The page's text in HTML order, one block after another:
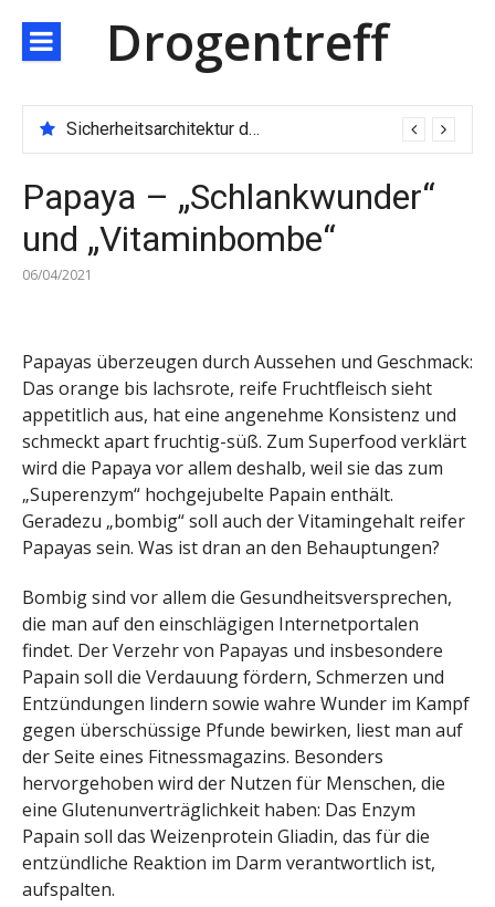
zum
Inhalt
Drogentreff
Sicherheitsarchitektur der nächsten Generation: JARXE kombiniert Multi-Wallet und MPC als Schutzschild für digitales Vertrauen
Papaya – „Schlankwunder“
und „Vitaminbombe“
06/04/2021
Papayas überzeugen durch Aussehen und Geschmack:
Das orange bis lachsrote, reife Fruchtfleisch sieht
appetitlich aus, hat eine angenehme Konsistenz und
schmeckt apart fruchtig-süß. Zum Superfood verklärt
wird die Papaya vor allem deshalb, weil sie das zum
„Superenzym“ hochgejubelte Papain enthält.
Geradezu „bombig“ soll auch der Vitamingehalt reifer
Papayas sein. Was ist dran an den Behauptungen?
Bombig sind vor allem die Gesundheitsversprechen,
die man auf den einschlägigen Internetportalen
findet. Der Verzehr von Papayas und insbesondere
Papain soll die Verdauung fördern, Schmerzen und
Entzündungen lindern sowie wahre Wunder im Kampf
gegen überschüssige Pfunde bewirken, liest man auf
der Seite eines Fitnessmagazins. Besonders
hervorgehoben wird der Nutzen für Menschen, die
eine Glutenunverträglichkeit haben: Das Enzym
Papain soll das Weizenprotein Gliadin, das für die
entzündliche Reaktion im Darm verantwortlich ist,
aufspalten.